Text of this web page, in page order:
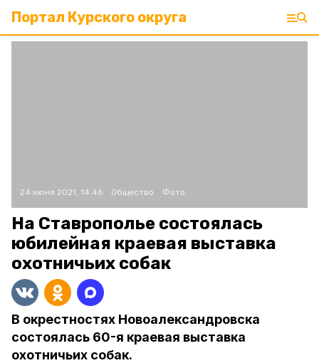
Портал Курского округа
24 июня 2021, 14:46 Общество Фото:
На Ставрополье состоялась
юбилейная краевая выставка
охотничьих собак
В окрестностях Новоалександровска
состоялась 60-я краевая выставка
охотничьих собак.